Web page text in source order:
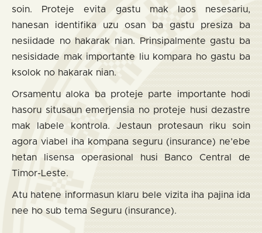
soin. Proteje evita gastu mak laos nesesariu,
hanesan identifika uzu osan ba gastu presiza ba
nesiidade no hakarak nian. Prinsipalmente gastu ba
nesisidade mak importante liu kompara ho gastu ba
ksolok no hakarak nian.
Orsamentu aloka ba proteje parte importante hodi
hasoru situsaun emerjensia no proteje husi dezastre
mak labele kontrola. Jestaun protesaun riku soin
agora viabel iha kompana seguru (insurance) ne’ebe
hetan lisensa operasional husi Banco Central de
Timor-Leste.
Atu hatene informasun klaru bele vizita iha pajina ida
nee ho sub tema Seguru (insurance).